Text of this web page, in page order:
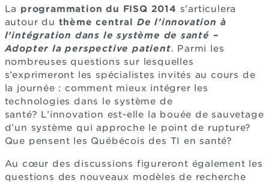
La programmation du FISQ 2014 s’articulera
autour du thème central De l’innovation à
l’intégration dans le système de santé –
Adopter la perspective patient. Parmi les
nombreuses questions sur lesquelles
s’exprimeront les spécialistes invités au cours de
la journée : comment mieux intégrer les
technologies dans le système de
santé? L’innovation est-elle la bouée de sauvetage
d’un système qui approche le point de rupture?
Que pensent les Québécois des TI en santé?
Au cœur des discussions figureront également les
questions des nouveaux modèles de recherche